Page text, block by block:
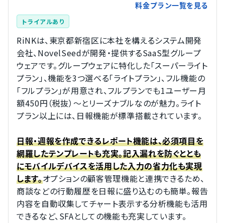
料金プラン一覧を見る
トライアルあり
RiNKは、東京都新宿区に本社を構えるシステム開発
会社、NovelSeedが開発・提供するSaaS型グループ
ウェアです。グループウェアに特化した「スーパーライト
プラン」、機能を3つ選べる「ライトプラン」、フル機能の
「フルプラン」が用意され、フルプランでも1ユーザー月
額450円（税抜）〜とリーズナブルなのが魅力。ライト
プラン以上には、日報機能が標準搭載されています。
日報・週報を作成できるレポート機能は、必須項目を
網羅したテンプレートも充実。記入漏れを防ぐととも
にモバイルデバイスを活用した入力の省力化も実現
します。オプションの顧客管理機能と連携できるため、
商談などの行動履歴を日報に盛り込むのも簡単。報告
内容を自動収集してチャート表示する分析機能も活用
できるなど、SFAとしての機能も充実しています。